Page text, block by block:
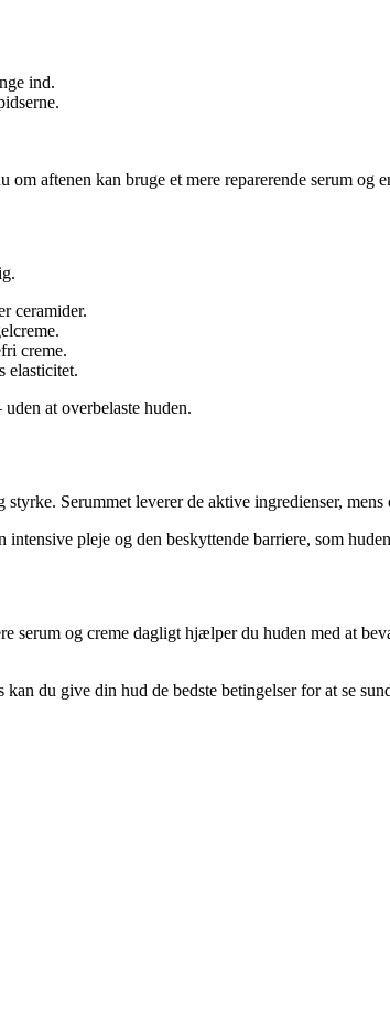
ind.
aftenen kan bruge et mere reparerende serum og
ceramider.
creme.
elasticitet.
at overbelaste huden.
Serummet leverer de aktive ingredienser,
pleje og den beskyttende barriere, som
og creme dagligt hjælper du huden med at
du give din hud de bedste betingelser for at se